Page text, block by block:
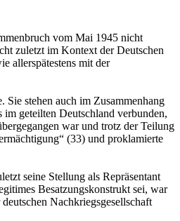
vom Mai 1945 nicht
zuletzt im Kontext der Deutschen
allerspätestens mit der
stehen auch im Zusammenhang
geteilten Deutschland verbunden,
war und trotz der Teilung
(33) und proklamierte
seine Stellung als Repräsentant
Besatzungskonstrukt sei, war
Nachkriegsgesellschaft